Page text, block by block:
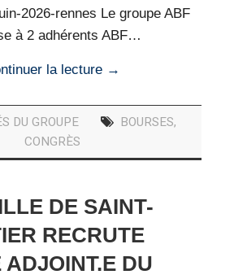
2026-rennes Le groupe ABF
à 2 adhérents ABF…
la lecture →
DU GROUPE BOURSES,
CONGRÈS
DE SAINT-
RECRUTE
ADJOINT.E DU